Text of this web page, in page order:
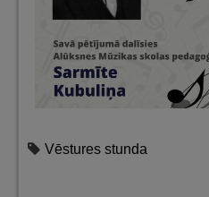
Vēstures stunda